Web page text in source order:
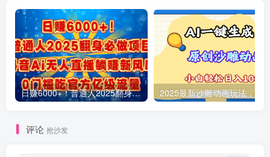
日赚6000+！普通人2025翻身必做项目，抖音Ai无人直播躺赚新风口，0门槛吃官方亿级流量
评论 抢沙发